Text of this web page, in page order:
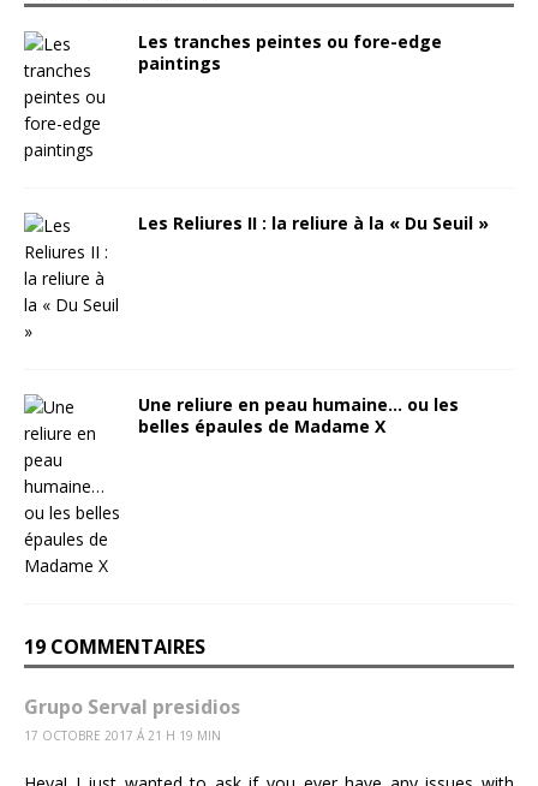
Les tranches peintes ou fore-edge
paintings
Les Reliures II : la reliure à la « Du Seuil »
Une reliure en peau humaine… ou les
belles épaules de Madame X
19 COMMENTAIRES
Grupo Serval presidios
17 OCTOBRE 2017 Á 21 H 19 MIN